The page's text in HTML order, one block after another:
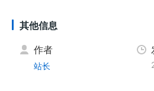
其他信息
作者
站长